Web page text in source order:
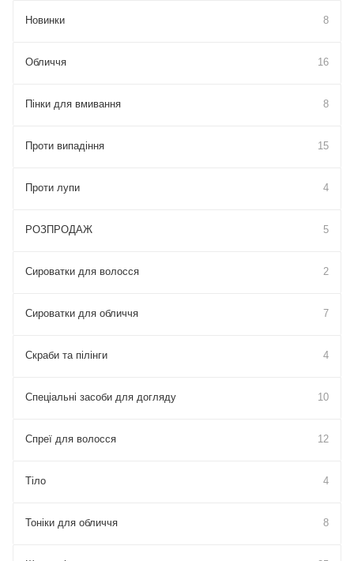
Новинки 8
Обличчя 16
Пінки для вмивання 8
Проти випадіння 15
Проти лупи 4
РОЗПРОДАЖ 5
Сироватки для волосся 2
Сироватки для обличчя 7
Скраби та пілінги 4
Спеціальні засоби для догляду 10
Спреї для волосся 12
Тіло 4
Тоніки для обличчя 8